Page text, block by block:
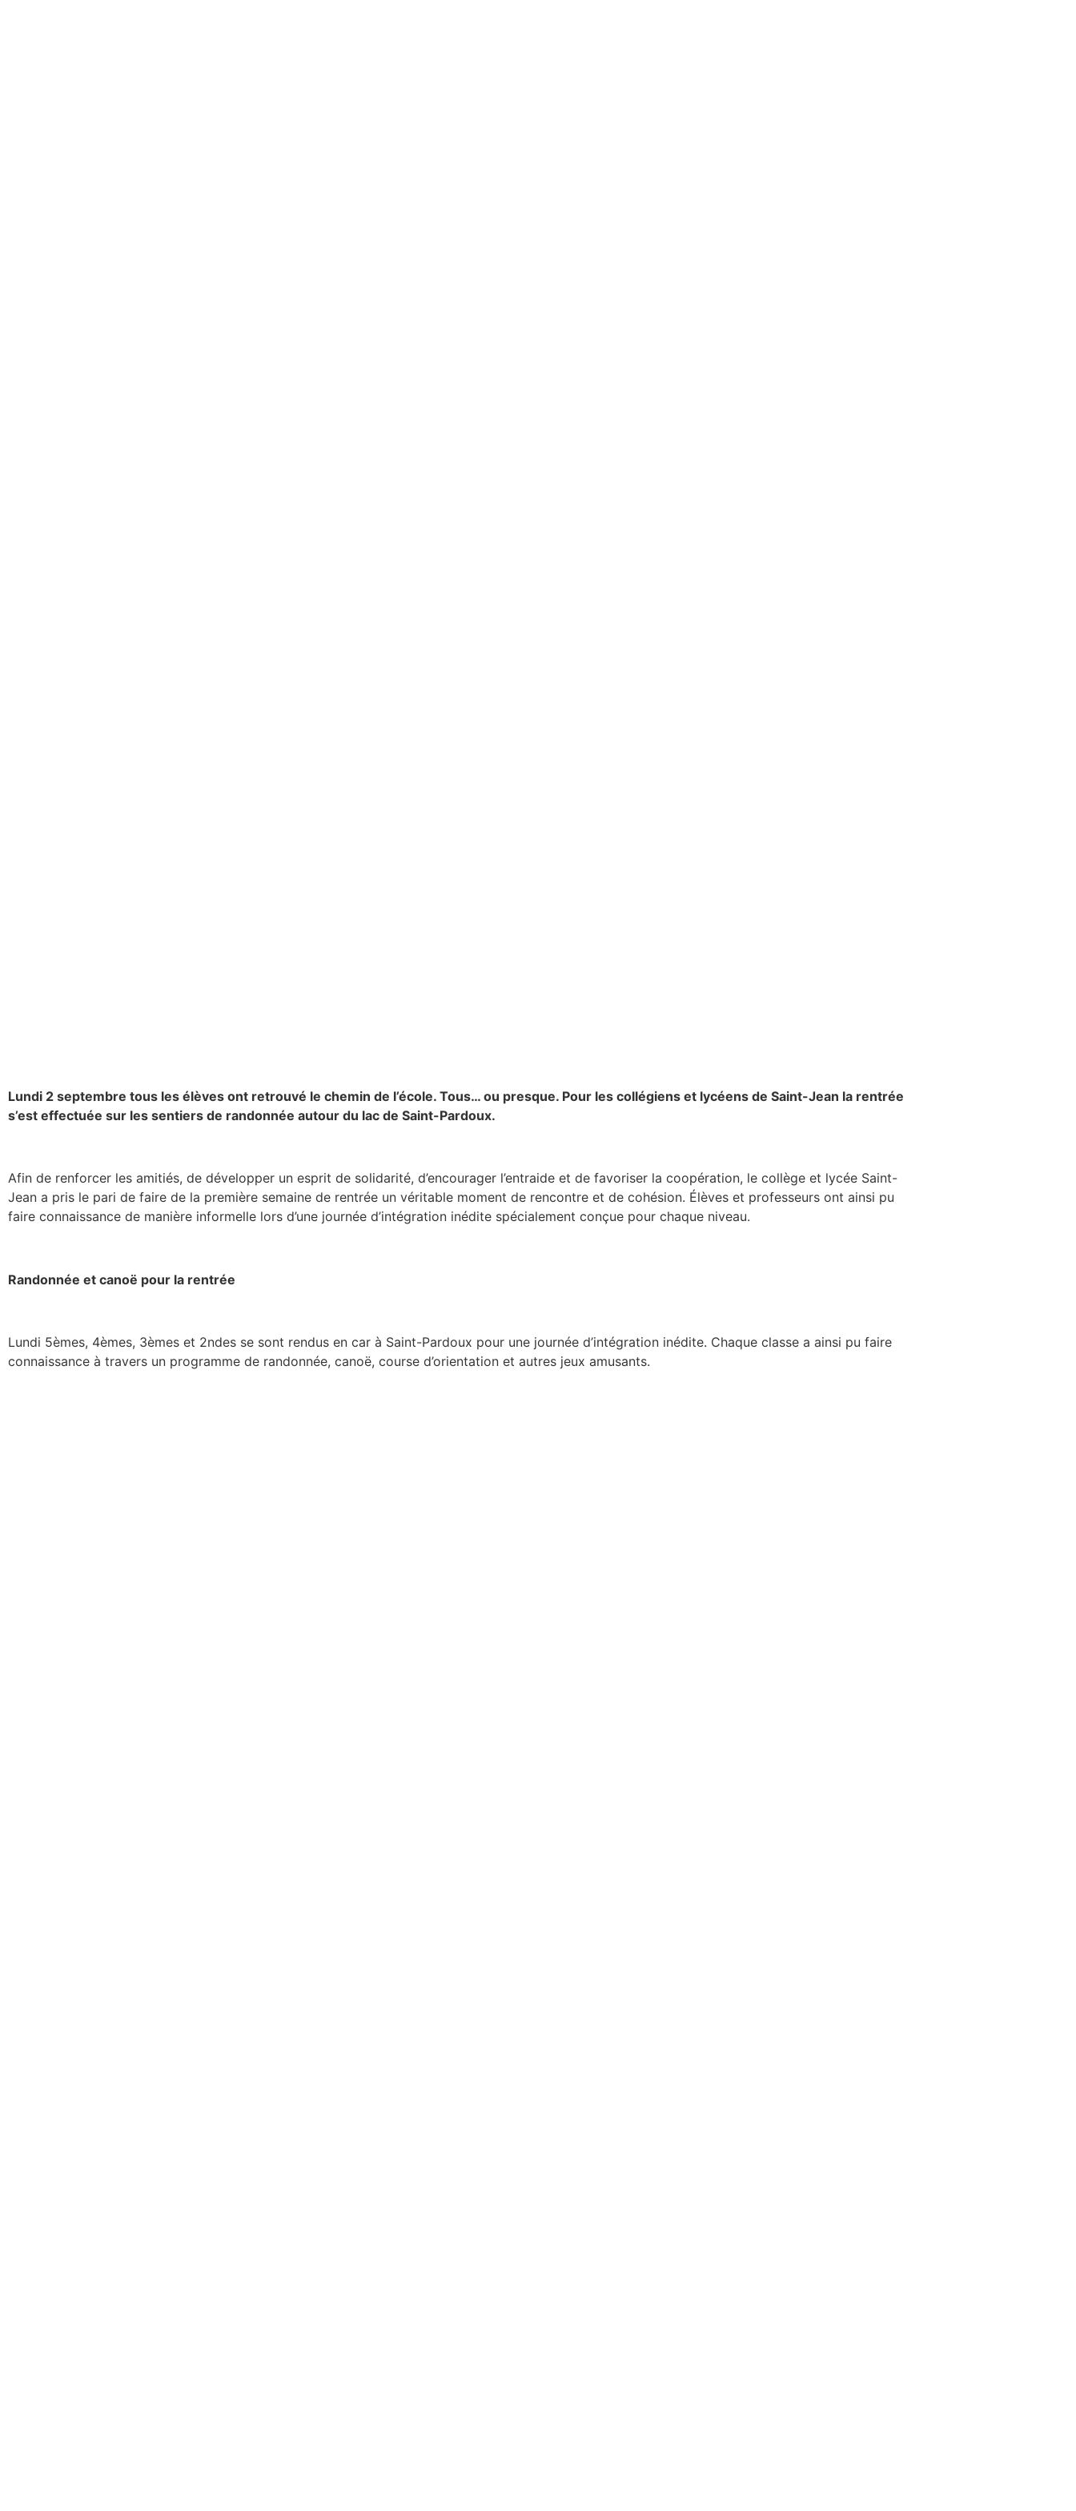
Lundi 2 septembre tous les élèves ont retrouvé le chemin de l’école. Tous… ou presque. Pour les collégiens et lycéens de Saint-Jean la rentrée
s’est effectuée sur les sentiers de randonnée autour du lac de Saint-Pardoux.
Afin de renforcer les amitiés, de développer un esprit de solidarité, d’encourager l’entraide et de favoriser la coopération, le collège et lycée Saint-
Jean a pris le pari de faire de la première semaine de rentrée un véritable moment de rencontre et de cohésion. Élèves et professeurs ont ainsi pu
faire connaissance de manière informelle lors d’une journée d’intégration inédite spécialement conçue pour chaque niveau.
Randonnée et canoë pour la rentrée
Lundi 5èmes, 4èmes, 3èmes et 2ndes se sont rendus en car à Saint-Pardoux pour une journée d’intégration inédite. Chaque classe a ainsi pu faire
connaissance à travers un programme de randonnée, canoë, course d’orientation et autres jeux amusants.